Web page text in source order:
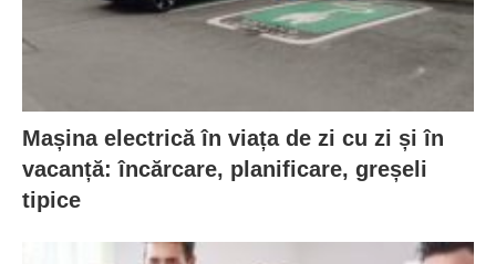
Mașina electrică în viața de zi cu zi și în
vacanță: încărcare, planificare, greșeli
tipice